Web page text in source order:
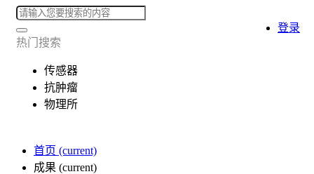
热门搜索
传感器
抗肿瘤
物理所
首页 (current)
成果 (current)
登录